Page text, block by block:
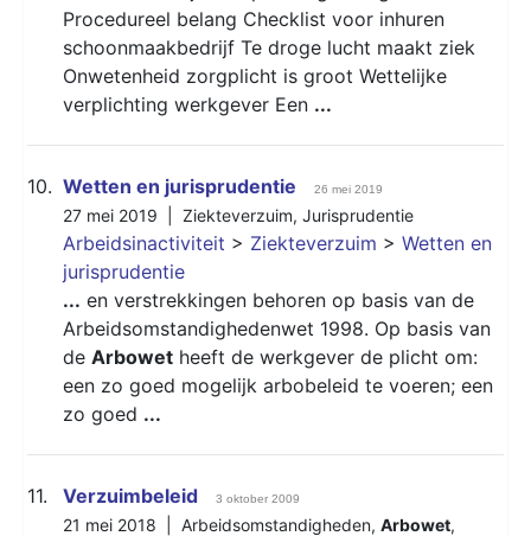
Procedureel belang Checklist voor inhuren
schoonmaakbedrijf Te droge lucht maakt ziek
Onwetenheid zorgplicht is groot Wettelijke
verplichting werkgever Een ...
10. Wetten en jurisprudentie 26 mei 2019
27 mei 2019 | Ziekteverzuim, Jurisprudentie
Arbeidsinactiviteit > Ziekteverzuim > Wetten en
jurisprudentie
... en verstrekkingen behoren op basis van de
Arbeidsomstandighedenwet 1998. Op basis van
de Arbowet heeft de werkgever de plicht om:
een zo goed mogelijk arbobeleid te voeren; een
zo goed ...
11. Verzuimbeleid 3 oktober 2009
21 mei 2018 | Arbeidsomstandigheden, Arbowet,